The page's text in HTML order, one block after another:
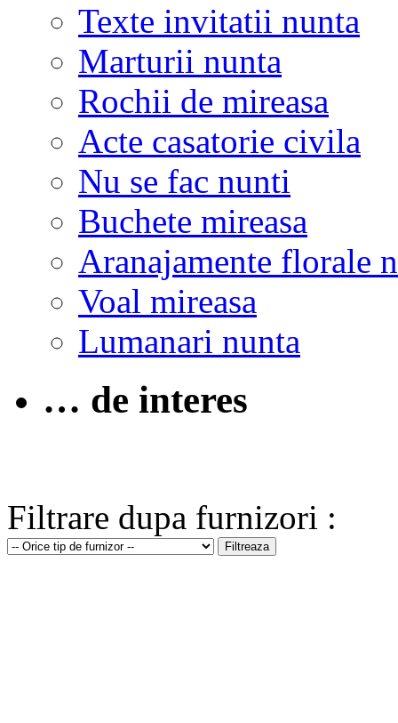
Texte invitatii nunta
Marturii nunta
Rochii de mireasa
Acte casatorie civila
Nu se fac nunti
Buchete mireasa
Aranajamente florale
Voal mireasa
Lumanari nunta
… de interes
Filtrare dupa furnizori :